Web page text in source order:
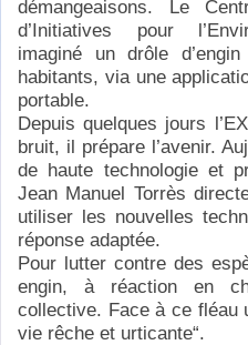
démangeaisons. Le
d’Initiatives pour
imaginé un drôle
habitants, via une applica
portable.
Depuis quelques jours
bruit, il prépare l’avenir.
de haute technologie et
Jean Manuel Torrès
utiliser les nouvelles
réponse adaptée.
Pour lutter contre des
engin, à réaction en
collective. Face à ce fléau
vie rêche et urticante“.